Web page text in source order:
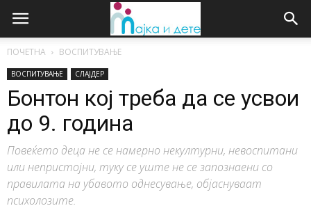
ПОЧЕТНА ВОСПИТУВАЊЕ
ВОСПИТУВАЊЕ СЛАЈДЕР
Бонтон кој треба да се усвои
до 9. година
Повеќето деца не се намерно некултурни, невоспитани
или непристојни, туку се уште не се запознаени со
правилата на убавото однесување, објаснуваат
психолозите.